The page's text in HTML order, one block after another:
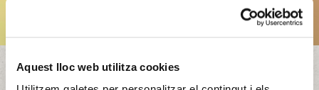
Aquest lloc web utilitza cookies